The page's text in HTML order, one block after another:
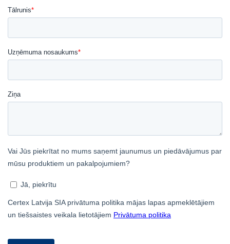
LATVIAN
izmantoti sīkfaili
analizētu mūsu trafiku. Mēs arī kopīgojam
vietni ar mūsu reklāmas un analītikas
informāciju, ko esat viņiem sniedzis vai ko
Strikti
nepieciešamie
Veiktspējas Mērķa
Funkcionalitātes Neklasificētie